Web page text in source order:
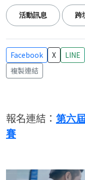
活動訊息 跨
Facebook X LINE
複製連結
報名連結： 第六
賽